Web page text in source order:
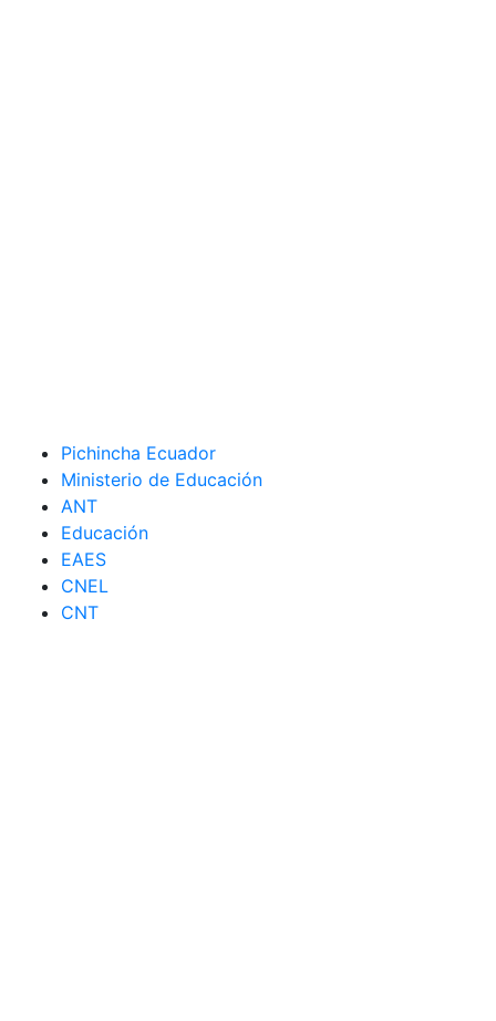
Pichincha Ecuador
Ministerio de Educación
ANT
Educación
EAES
CNEL
CNT